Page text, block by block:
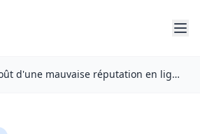
Le vrai coût d'une mauvaise réputation en ligne